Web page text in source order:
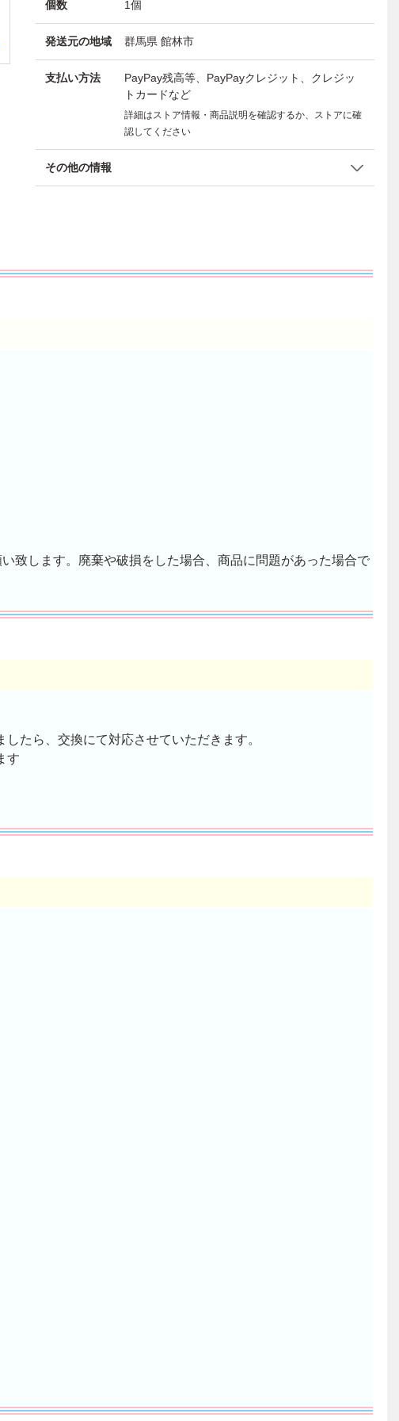
個数 1個
発送元の地域 群馬県 館林市
支払い方法
PayPay残高等、PayPayクレジット、クレジッ
トカードなど
詳細はストア情報・商品説明を確認するか、ストアに確
認してください
その他の情報